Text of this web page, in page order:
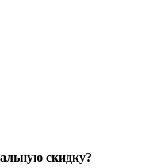
скидку?